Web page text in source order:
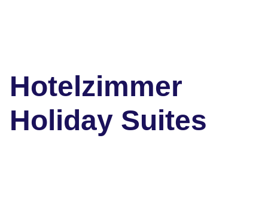
Hotelzimmer
Holiday Suites